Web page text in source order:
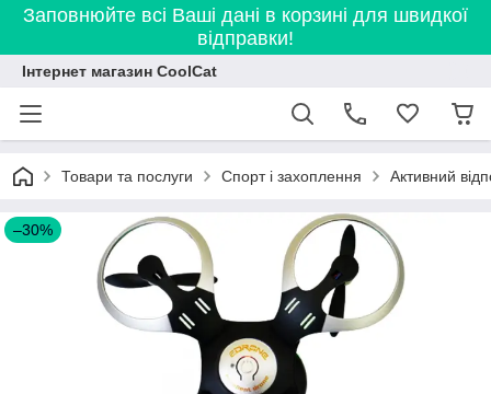
Заповнюйте всі Ваші дані в корзині для швидкої
відправки!
Інтернет магазин CoolCat
Товари та послуги Спорт і захоплення Активний
–30%